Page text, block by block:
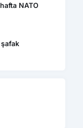
NATO
şafak